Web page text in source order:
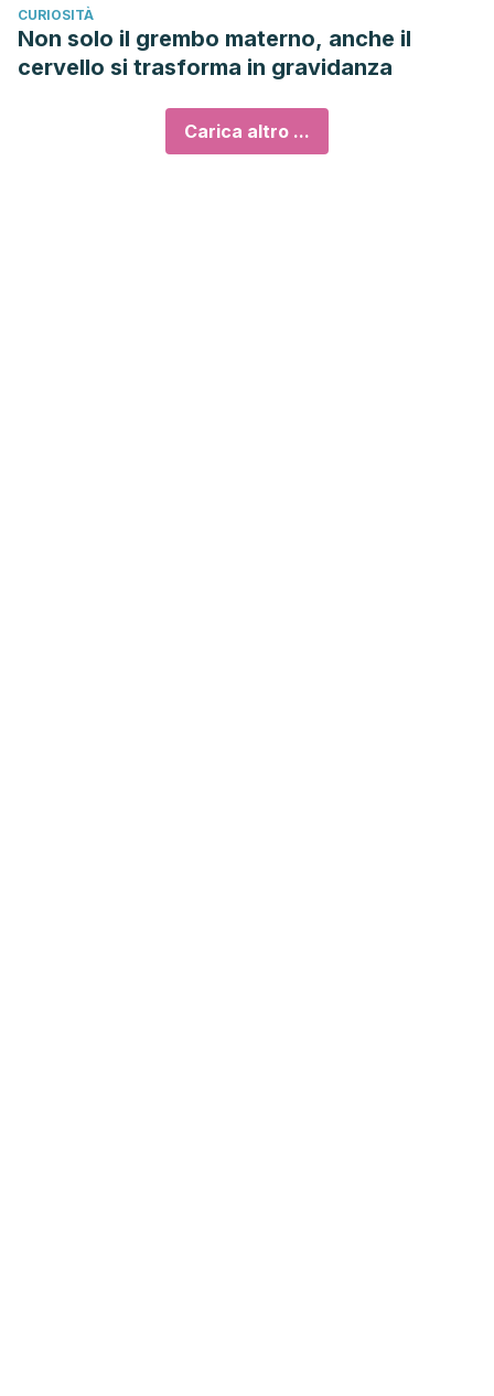
CURIOSITÀ
Non solo il grembo materno, anche il
cervello si trasforma in gravidanza
Carica altro ...